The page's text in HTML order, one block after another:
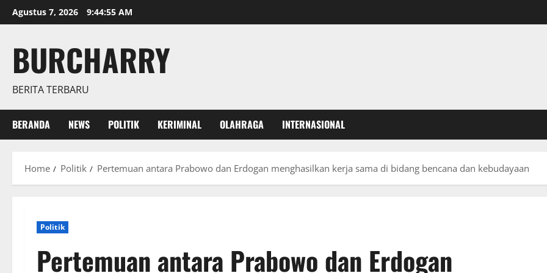
Skip
to
Agustus 7, 2026 9:44:56 AM
BURCHARRY
BERITA TERBARU
BERANDA NEWS POLITIK KERIMINAL OLAHRAGA INTERNASIONAL
Home Politik Pertemuan antara Prabowo dan Erdogan menghasilkan kerja sama di bidang bencana dan kebudayaan
Politik
Pertemuan antara Prabowo dan Erdogan